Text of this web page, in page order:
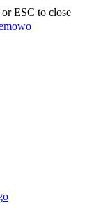
ESC to close